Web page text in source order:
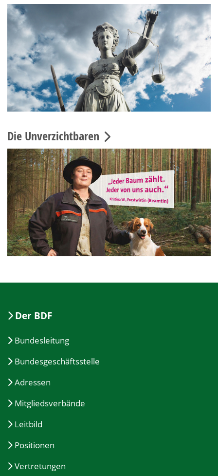
Die Unverzichtbaren
Der BDF
Bundesleitung
Bundesgeschäftsstelle
Adressen
Mitgliedsverbände
Leitbild
Positionen
Vertretungen